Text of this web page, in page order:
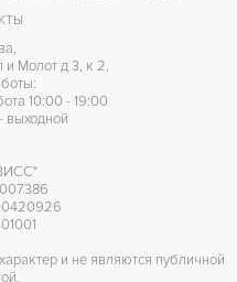
и Молот д 3, к 2,
10:00 - 19:00
выходной
и не являются публичной